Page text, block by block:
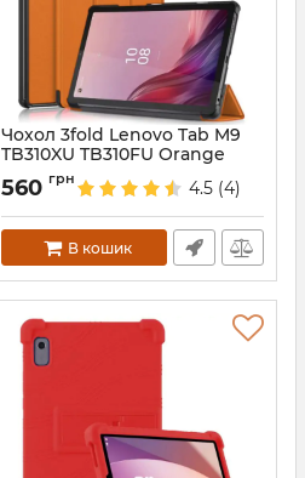
Чохол 3fold Lenovo Tab M9
TB310XU TB310FU Orange
Артикул:6974
560 грн 4.5 (4)
В кошик